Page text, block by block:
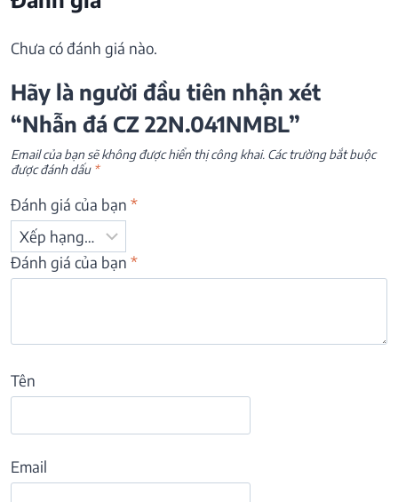
Chưa có đánh giá nào.
Hãy là người đầu tiên nhận xét
“Nhẫn đá CZ 22N.041NMBL”
Email của bạn sẽ không được hiển thị công khai. Các trường bắt buộc
được đánh dấu *
Đánh giá của bạn *
Đánh giá của bạn *
Tên
Email